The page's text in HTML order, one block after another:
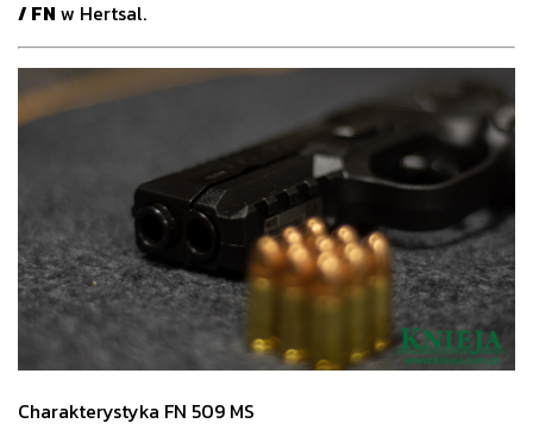
/ FN w Hertsal.
Charakterystyka FN 509 MS